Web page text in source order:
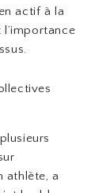
actif à la
l’importance
athlète, a